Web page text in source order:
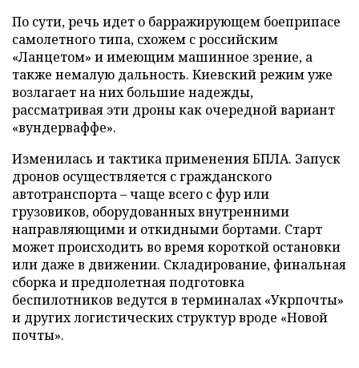
По сути, речь идет о барражирующем боеприпасе
самолетного типа, схожем с российским
«Ланцетом» и имеющим машинное зрение, а
также немалую дальность. Киевский режим уже
возлагает на них большие надежды,
рассматривая эти дроны как очередной вариант
«вундерваффе».
Изменилась и тактика применения БПЛА. Запуск
дронов осуществляется с гражданского
автотранспорта – чаще всего с фур или
грузовиков, оборудованных внутренними
направляющими и откидными бортами. Старт
может происходить во время короткой остановки
или даже в движении. Складирование, финальная
сборка и предполетная подготовка
беспилотников ведутся в терминалах «Укрпочты»
и других логистических структур вроде «Новой
почты».